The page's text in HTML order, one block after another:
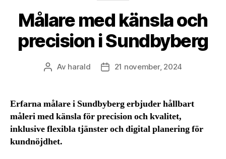
Målare med känsla och
precision i Sundbyberg
Inläggsförfattare
Av harald Inläggsdatum
21 november, 2024
Erfarna målare i Sundbyberg erbjuder hållbart
måleri med känsla för precision och kvalitet,
inklusive flexibla tjänster och digital planering för
kundnöjdhet.